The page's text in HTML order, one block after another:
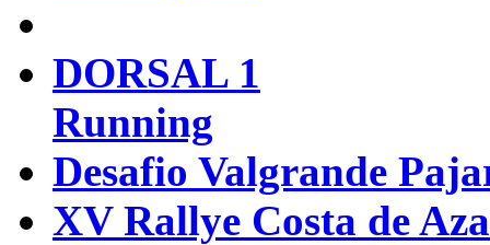
DORSAL 1
Running
Desafio Valgrande
XV Rallye Costa de